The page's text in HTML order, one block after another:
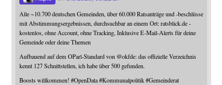
Alle ~10.700 deutschen Gemeinden, über 60.000 Ratsanträge und -beschlüsse
mit Abstimmungsergebnissen, durchsuchbar an einem Ort: ratsblick.de -
kostenlos, ohne Account, ohne Tracking, Inklusive E-Mail-Alerts für deine
Gemeinde oder deine Themen
Aufbauend auf dem OParl-Standard von @okfde: das offizielle Verzeichnis
kennt 127 Schnittstellen, ich habe über 500 gefunden.
Boosts willkommen! #OpenData #Kommunalpolitik #Gemeinderat